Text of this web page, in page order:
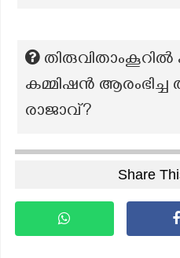
കമ്മിഷൻ ആരംഭിച്ച
രാജാവ്?
Share